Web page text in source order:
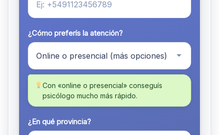
¿Cómo preferís la atención?
Con «online o presencial» conseguís
psicólogo mucho más rápido.
¿En qué provincia?